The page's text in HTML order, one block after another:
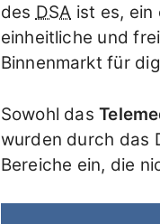
des DSA ist es, ein
einheitliche und
Binnenmarkt für
Sowohl das
wurden durch das
Bereiche ein, die